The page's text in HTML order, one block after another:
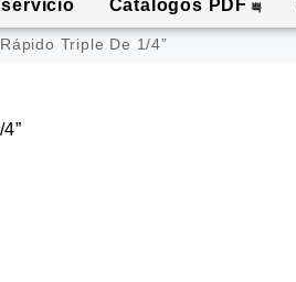
Catálogos PDF
Triple De 1/4”